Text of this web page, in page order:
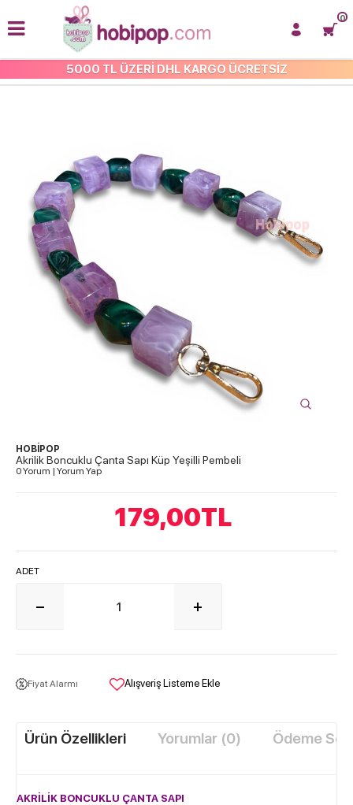
5000 TL ÜZERİ DHL KARGO ÜCRETSİZ
0
AKRİLİK ÇANTA SAPLARI
HOBİPOP
Akrilik Boncuklu Çanta Sapı Küp Yeşilli Pembeli
0 Yorum | Yorum Yap
179,00TL
ADET
Fiyat Alarmı Alışveriş Listeme Ekle
Ürün Özellikleri Yorumlar (0) Ödeme
AKRİLİK BONCUKLU ÇANTA SAPI